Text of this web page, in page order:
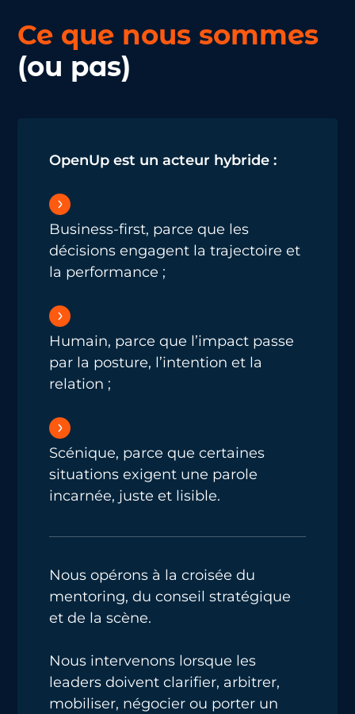
Ce que nous sommes
(ou pas)
OpenUp est un acteur hybride :
Business-first, parce que les
décisions engagent la trajectoire et
la performance ;
Humain, parce que l’impact passe
par la posture, l’intention et la
relation ;
Scénique, parce que certaines
situations exigent une parole
incarnée, juste et lisible.
Nous opérons à la croisée du
mentoring, du conseil stratégique
et de la scène.
Nous intervenons lorsque les
leaders doivent clarifier, arbitrer,
mobiliser, négocier ou porter un